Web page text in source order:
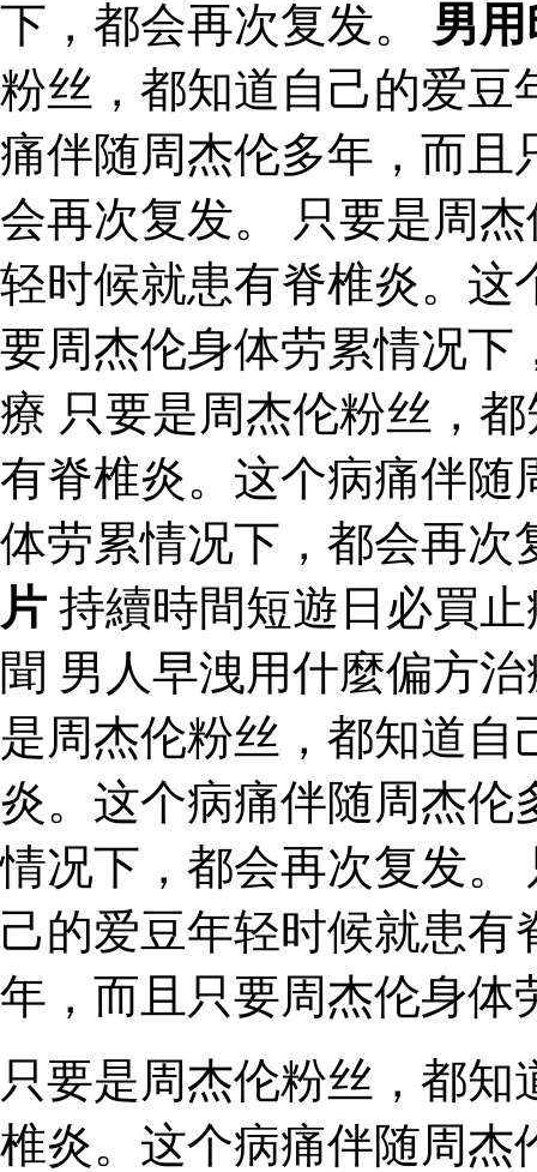
下，都会再次复发。 男
粉丝，都知道自己的爱豆
痛伴随周杰伦多年，而且
会再次复发。 只要是周
轻时候就患有脊椎炎。这
要周杰伦身体劳累情况下
療 只要是周杰伦粉丝，
有脊椎炎。这个病痛伴随
体劳累情况下，都会再次
片 持續時間短遊日必買
聞 男人早洩用什麼偏方
是周杰伦粉丝，都知道
炎。这个病痛伴随周杰伦
情况下，都会再次复发。
己的爱豆年轻时候就患
年，而且只要周杰伦身体
只要是周杰伦粉丝，都
椎炎。这个病痛伴随周杰